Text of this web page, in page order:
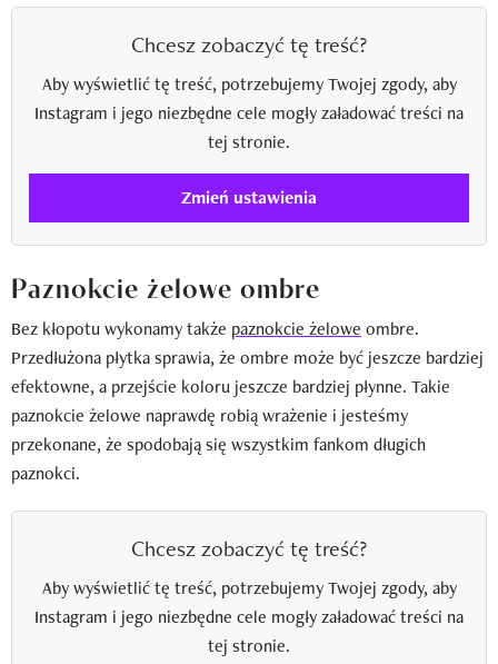
Chcesz zobaczyć tę treść?
Aby wyświetlić tę treść, potrzebujemy Twojej zgody, aby
Instagram i jego niezbędne cele mogły załadować treści na
tej stronie.
Zmień ustawienia
Paznokcie żelowe ombre
Bez kłopotu wykonamy także paznokcie żelowe ombre.
Przedłużona płytka sprawia, że ombre może być jeszcze bardziej
efektowne, a przejście koloru jeszcze bardziej płynne. Takie
paznokcie żelowe naprawdę robią wrażenie i jesteśmy
przekonane, że spodobają się wszystkim fankom długich
paznokci.
Chcesz zobaczyć tę treść?
Aby wyświetlić tę treść, potrzebujemy Twojej zgody, aby
Instagram i jego niezbędne cele mogły załadować treści na
tej stronie.